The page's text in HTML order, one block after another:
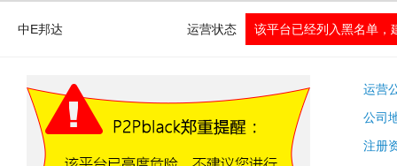
中E邦达 运营状态 该平台已经列入黑名单，
运营
公司
注册